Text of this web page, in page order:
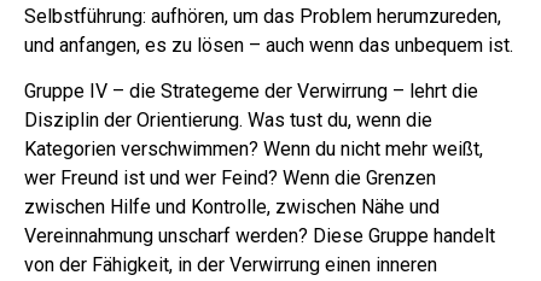
Selbstführung: aufhören, um das Problem herumzureden,
und anfangen, es zu lösen – auch wenn das unbequem ist.
Gruppe IV – die Strategeme der Verwirrung – lehrt die
Disziplin der Orientierung. Was tust du, wenn die
Kategorien verschwimmen? Wenn du nicht mehr weißt,
wer Freund ist und wer Feind? Wenn die Grenzen
zwischen Hilfe und Kontrolle, zwischen Nähe und
Vereinnahmung unscharf werden? Diese Gruppe handelt
von der Fähigkeit, in der Verwirrung einen inneren